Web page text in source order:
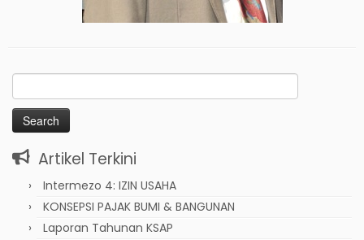
Search
for:
Artikel Terkini
Intermezo 4: IZIN USAHA
KONSEPSI PAJAK BUMI & BANGUNAN
Laporan Tahunan KSAP